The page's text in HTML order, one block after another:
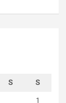
S S
1